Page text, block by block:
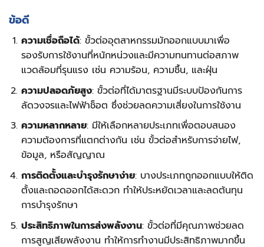
ข้อดี
ความเชื่อถือได้: ขั้วต่ออุตสาหกรรมมักออกแบบมาเพื่อ
รองรับการใช้งานที่หนักหน่วงและมีความทนทานต่อสภาพ
แวดล้อมที่รุนแรง เช่น ความร้อน, ความชื้น, และฝุ่น
ความปลอดภัยสูง: ขั้วต่อที่ได้มาตรฐานมีระบบป้องกันการ
ลัดวงจรและไฟฟ้าช็อต ซึ่งช่วยลดความเสี่ยงในการใช้งาน
ความหลากหลาย: มีให้เลือกหลายประเภทเพื่อตอบสนอง
ความต้องการที่แตกต่างกัน เช่น ขั้วต่อสำหรับการจ่ายไฟ,
ข้อมูล, หรือสัญญาณ
การติดตั้งและบำรุงรักษาง่าย: บางประเภทถูกออกแบบให้ติด
ตั้งและถอดออกได้สะดวก ทำให้ประหยัดเวลาและลดต้นทุน
การบำรุงรักษา
ประสิทธิภาพในการส่งพลังงาน: ขั้วต่อที่มีคุณภาพช่วยลด
การสูญเสียพลังงาน ทำให้การทำงานมีประสิทธิภาพมากขึ้น